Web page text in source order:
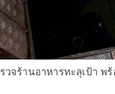
ร้านอาหารทะลุเป้า พ